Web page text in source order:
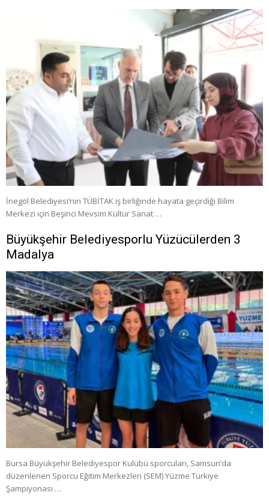
İnegöl Belediyesi’nin TÜBİTAK iş birliğinde hayata geçirdiği Bilim
Merkezi için Beşinci Mevsim Kültür Sanat …
Büyükşehir Belediyesporlu Yüzücülerden 3
Madalya
Bursa Büyükşehir Belediyespor Kulübü sporcuları, Samsun’da
düzenlenen Sporcu Eğitim Merkezleri (SEM) Yüzme Türkiye
Şampiyonası …